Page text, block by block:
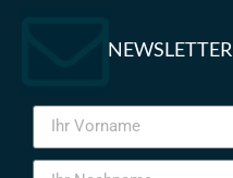
NEWSLETTER